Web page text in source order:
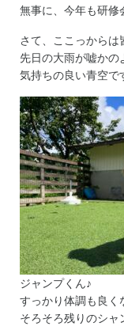
無事に、今年も研修
さて、ここっからは
先日の大雨が嘘かの
気持ちの良い青空で
ジャンプくん♪
すっかり体調も良く
そろそろ残りのシャ